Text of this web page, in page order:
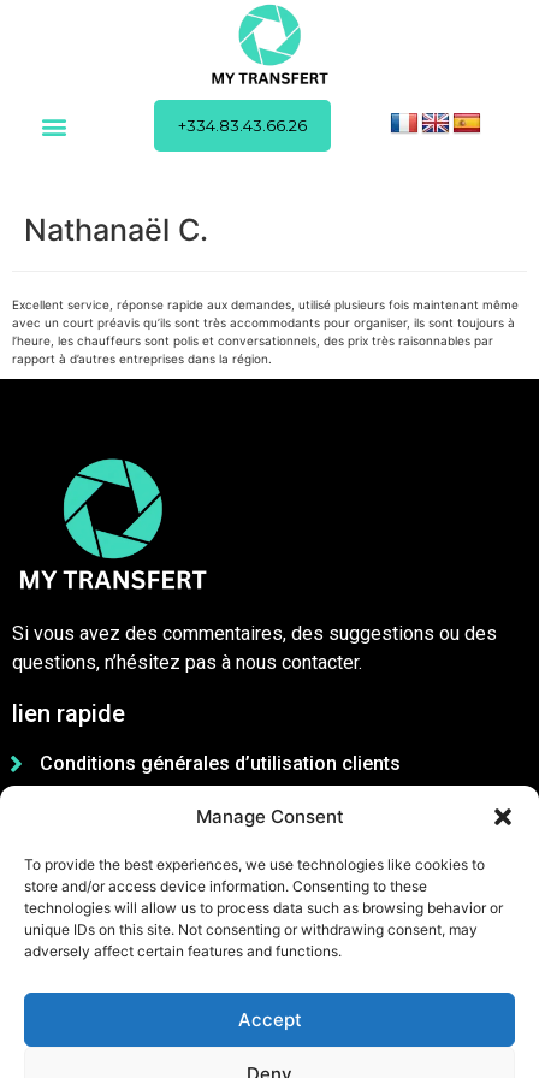
Manage Consent
To provide the best experiences, we use technologies like cookies to
store and/or access device information. Consenting to these
technologies will allow us to process data such as browsing behavior or
unique IDs on this site. Not consenting or withdrawing consent, may
adversely affect certain features and functions.
Accept
Deny
+334.83.43.66.26
Nathanaël C.
Excellent service, réponse rapide aux demandes, utilisé plusieurs fois maintenant même
avec un court préavis qu’ils sont très accommodants pour organiser, ils sont toujours à
l’heure, les chauffeurs sont polis et conversationnels, des prix très raisonnables par
rapport à d’autres entreprises dans la région.
Si vous avez des commentaires, des suggestions ou des
questions, n’hésitez pas à nous contacter.
lien rapide
Conditions générales d’utilisation clients
Charte de la communauté
Politique de confidentialité